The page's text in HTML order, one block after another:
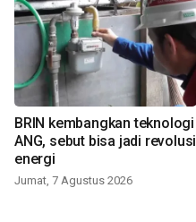
BRIN kembangkan teknologi
ANG, sebut bisa jadi revolusi
energi
Jumat, 7 Agustus 2026